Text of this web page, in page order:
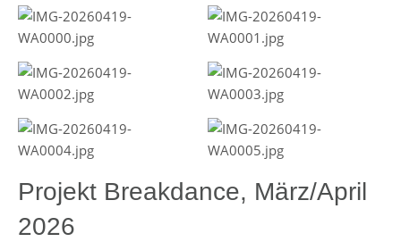
Projekt Breakdance, März/April
2026